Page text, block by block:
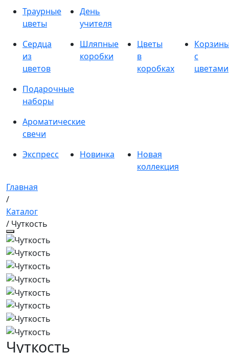
Траурные
цветы
День
учителя
Сердца
из
цветов
Шляпные
коробки
Цветы
в
коробках
с
цветами
Подарочные
наборы
Ароматические
свечи
Экспресс
Новинка
Новая
коллекция
Главная
/
Каталог
/ Чуткость
Чуткость